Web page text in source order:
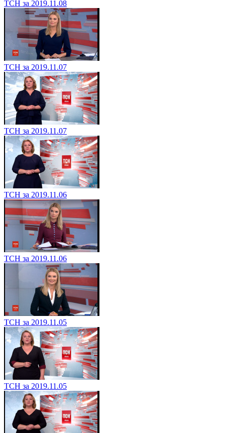
ТСН за 2019.11.08
ТСН за 2019.11.07
ТСН за 2019.11.07
ТСН за 2019.11.06
ТСН за 2019.11.06
ТСН за 2019.11.05
ТСН за 2019.11.05